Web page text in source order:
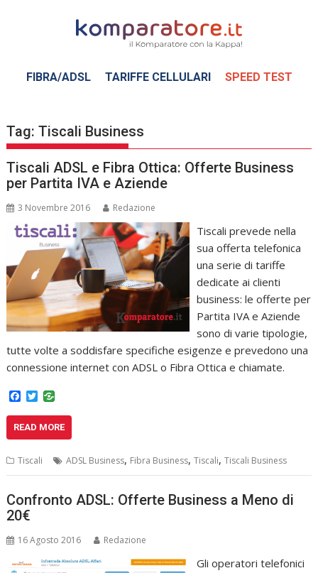
FIBRA/ADSL TARIFFE CELLULARI SPEED TEST
Tag:Tiscali Business
Tiscali ADSL e Fibra Ottica: Offerte Business
per Partita IVA e Aziende
3 Novembre 2016 Redazione
Tiscali prevede nella
sua offerta telefonica
una serie di tariffe
dedicate ai clienti
business: le offerte per
Partita IVA e Aziende
sono di varie tipologie,
tutte volte a soddisfare specifiche esigenze e prevedono una
connessione internet con ADSL o Fibra Ottica e chiamate.
F
c
e
b
o
k
T
i
t
t
e
r
READ MORE
Tiscali ADSL Business, Fibra Business,Tiscali,Tiscali Business
Confronto ADSL: Offerte Business a Meno di
20€
16 Agosto 2016 Redazione
Gli operatori telefonici